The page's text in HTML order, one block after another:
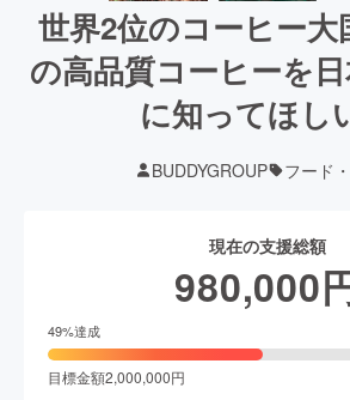
世界2位のコーヒー
の高品質コーヒーを
に知ってほし
BUDDYGROUP フード
現在の支援総額
980,000
49%達成
目標金額2,000,000円